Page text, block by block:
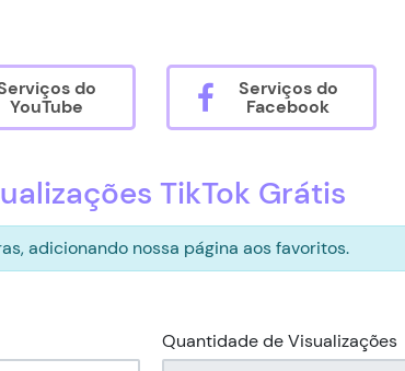
do
YouTube
Serviços do
Facebook
TikTok Grátis
adicionando nossa página aos favoritos.
Quantidade de Visualizações